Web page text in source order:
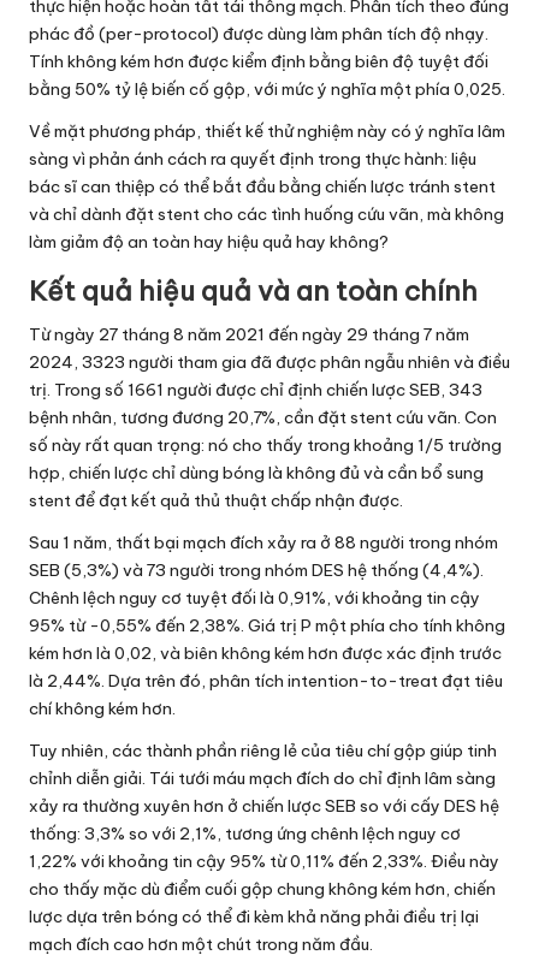
thực hiện hoặc hoàn tất tái thông mạch. Phân tích theo đúng
phác đồ (per-protocol) được dùng làm phân tích độ nhạy.
Tính không kém hơn được kiểm định bằng biên độ tuyệt đối
bằng 50% tỷ lệ biến cố gộp, với mức ý nghĩa một phía 0,025.
Về mặt phương pháp, thiết kế thử nghiệm này có ý nghĩa lâm
sàng vì phản ánh cách ra quyết định trong thực hành: liệu
bác sĩ can thiệp có thể bắt đầu bằng chiến lược tránh stent
và chỉ dành đặt stent cho các tình huống cứu vãn, mà không
làm giảm độ an toàn hay hiệu quả hay không?
Kết quả hiệu quả và an toàn chính
Từ ngày 27 tháng 8 năm 2021 đến ngày 29 tháng 7 năm
2024, 3323 người tham gia đã được phân ngẫu nhiên và điều
trị. Trong số 1661 người được chỉ định chiến lược SEB, 343
bệnh nhân, tương đương 20,7%, cần đặt stent cứu vãn. Con
số này rất quan trọng: nó cho thấy trong khoảng 1/5 trường
hợp, chiến lược chỉ dùng bóng là không đủ và cần bổ sung
stent để đạt kết quả thủ thuật chấp nhận được.
Sau 1 năm, thất bại mạch đích xảy ra ở 88 người trong nhóm
SEB (5,3%) và 73 người trong nhóm DES hệ thống (4,4%).
Chênh lệch nguy cơ tuyệt đối là 0,91%, với khoảng tin cậy
95% từ -0,55% đến 2,38%. Giá trị P một phía cho tính không
kém hơn là 0,02, và biên không kém hơn được xác định trước
là 2,44%. Dựa trên đó, phân tích intention-to-treat đạt tiêu
chí không kém hơn.
Tuy nhiên, các thành phần riêng lẻ của tiêu chí gộp giúp tinh
chỉnh diễn giải. Tái tưới máu mạch đích do chỉ định lâm sàng
xảy ra thường xuyên hơn ở chiến lược SEB so với cấy DES hệ
thống: 3,3% so với 2,1%, tương ứng chênh lệch nguy cơ
1,22% với khoảng tin cậy 95% từ 0,11% đến 2,33%. Điều này
cho thấy mặc dù điểm cuối gộp chung không kém hơn, chiến
lược dựa trên bóng có thể đi kèm khả năng phải điều trị lại
mạch đích cao hơn một chút trong năm đầu.